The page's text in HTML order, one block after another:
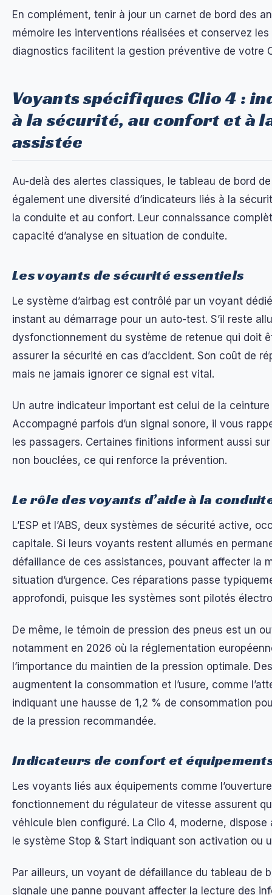
En complément, tenir à jour un carnet de bord des
mémoire les interventions réalisées et conservez
diagnostics facilitent la gestion préventive de votre
Voyants spécifiques Clio 4 :
à la sécurité, au confort et à
assistée
Au-delà des alertes classiques, le tableau de bord
également une diversité d’indicateurs liés à la
la conduite et au confort. Leur connaissance
capacité d’analyse en situation de conduite.
Les voyants de sécurité essentiels
Le système d’airbag est contrôlé par un voyant
instant au démarrage pour un auto-test. S’il reste
dysfonctionnement du système de retenue qui doit
assurer la sécurité en cas d’accident. Son coût de
mais ne jamais ignorer ce signal est vital.
Un autre indicateur important est celui de la
Accompagné parfois d’un signal sonore, il vous
les passagers. Certaines finitions informent aussi
non bouclées, ce qui renforce la prévention.
Le rôle des voyants d’aide à la
L’ESP et l’ABS, deux systèmes de sécurité active,
capitale. Si leurs voyants restent allumés en
défaillance de ces assistances, pouvant affecter la
situation d’urgence. Ces réparations passe
approfondi, puisque les systèmes sont pilotés
De même, le témoin de pression des pneus est un
notamment en 2026 où la réglementation
l’importance du maintien de la pression optimale.
augmentent la consommation et l’usure, comme
indiquant une hausse de 1,2 % de consommation
de la pression recommandée.
Indicateurs de confort et
Les voyants liés aux équipements comme
fonctionnement du régulateur de vitesse assurent
véhicule bien configuré. La Clio 4, moderne, dispose
le système Stop & Start indiquant son activation ou
Par ailleurs, un voyant de défaillance du tableau de
signale une panne pouvant affecter la lecture des